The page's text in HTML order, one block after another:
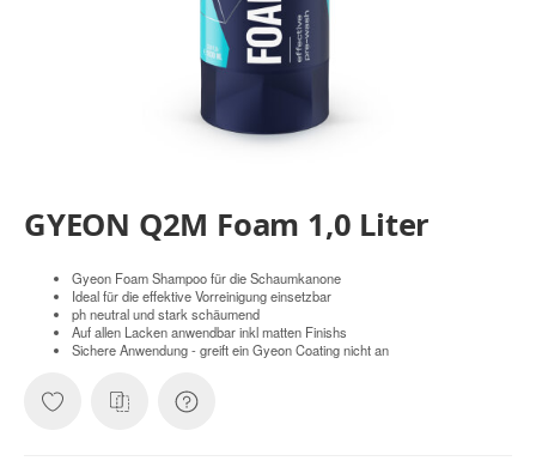
GYEON Q2M Foam 1,0 Liter
Gyeon Foam Shampoo für die Schaumkanone
Ideal für die effektive Vorreinigung einsetzbar
ph neutral und stark schäumend
Auf allen Lacken anwendbar inkl matten Finishs
Sichere Anwendung - greift ein Gyeon Coating nicht an